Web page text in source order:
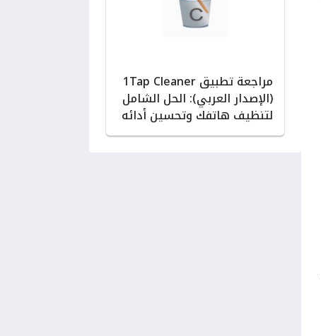
مراجعة تطبيق 1Tap Cleaner
(الإصدار العربي): الحل الشامل
لتنظيف هاتفك وتحسين أدائه